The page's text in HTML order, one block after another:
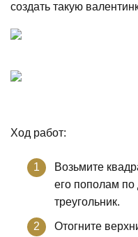
создать такую
Ход работ:
Возьмите
его пополам по
треугольник.
Отогните